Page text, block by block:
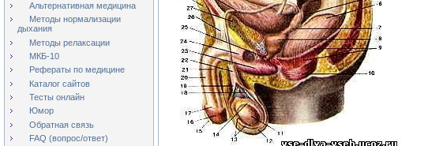
Альтернативная медицина
Методы нормализации
дыхания
Методы релаксации
МКБ-10
Рефераты по медицине
Каталог сайтов
Тесты онлайн
Юмор
Обратная связь
FAQ (вопрос/ответ)